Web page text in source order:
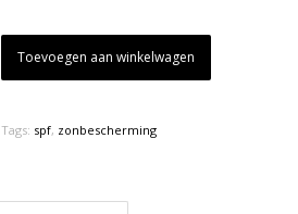
Toevoegen aan winkelwagen
Tags: spf, zonbescherming